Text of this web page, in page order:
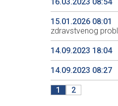
15.01.2026 08:01
zdravstvenog
14.09.2023 18:04
14.09.2023 08:27
1 2